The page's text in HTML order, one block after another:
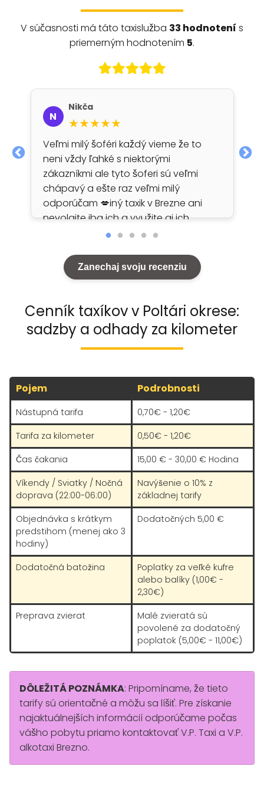
V súčasnosti má táto taxislužba 33 hodnotení s
priemerným hodnotením 5.
N
Nikča
★★★★★
Veľmi milý šoféri každý vieme že to
neni vždy ľahké s niektorými
zákazníkmi ale tyto šoferi sú veľmi
chápavý a ešte raz veľmi milý
odporúčam 💋iný taxik v Brezne ani
nevolajte iba ich a využite aj ich
služby na dodanie alkoholu
Zanechaj svoju recenziu
Cenník taxíkov v Poltári okrese:
sadzby a odhady za kilometer
Pojem Podrobnosti
Nástupná tarifa
0,70€ - 1,20€
Tarifa za kilometer
0,50€ - 1,20€
Čas čakania
15,00 € - 30,00 € Hodina
Víkendy / Sviatky / Nočná
doprava (22:00-06:00)
Navýšenie o 10% z
základnej tarify
Objednávka s krátkym
predstihom (menej ako 3
hodiny)
Dodatočných 5,00 €
Dodatočná batožina
Poplatky za veľké kufre
alebo balíky (1,00€ -
2,30€)
Preprava zvierat
Malé zvieratá sú
povolené za dodatočný
poplatok (5,00€ - 11,00€)
DÔLEŽITÁ POZNÁMKA: Pripomíname, že tieto
tarify sú orientačné a môžu sa líšiť. Pre získanie
najaktuálnejších informácií odporúčame počas
vášho pobytu priamo kontaktovať V.P. Taxi a V.P.
alkotaxi Brezno.